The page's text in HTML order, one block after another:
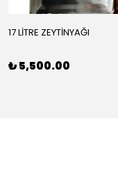
17 LİTRE ZEYTİNYAĞI
₺ 5,500.00